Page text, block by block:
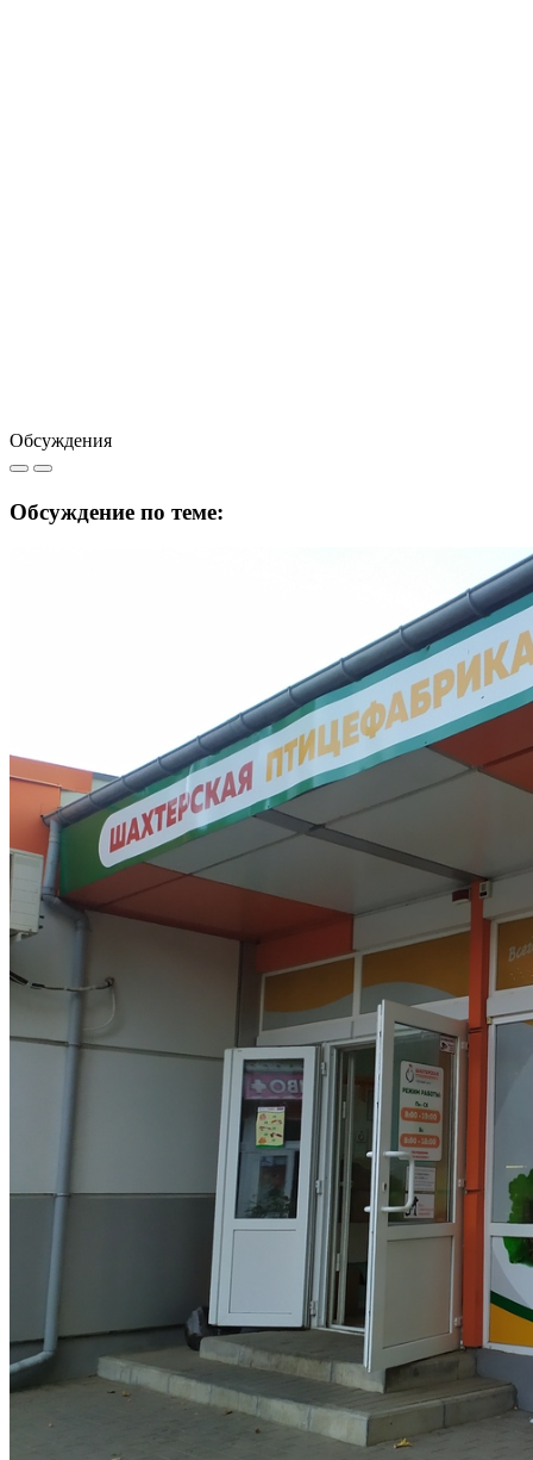
Обсуждения
Обсуждение по теме: